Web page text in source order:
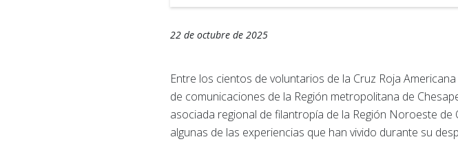
22 de octubre de 2025
Entre los cientos de voluntarios de la Cruz Roja
de comunicaciones de la Región metropolitana de
asociada regional de filantropía de la Región Noroeste
algunas de las experiencias que han vivido durante su